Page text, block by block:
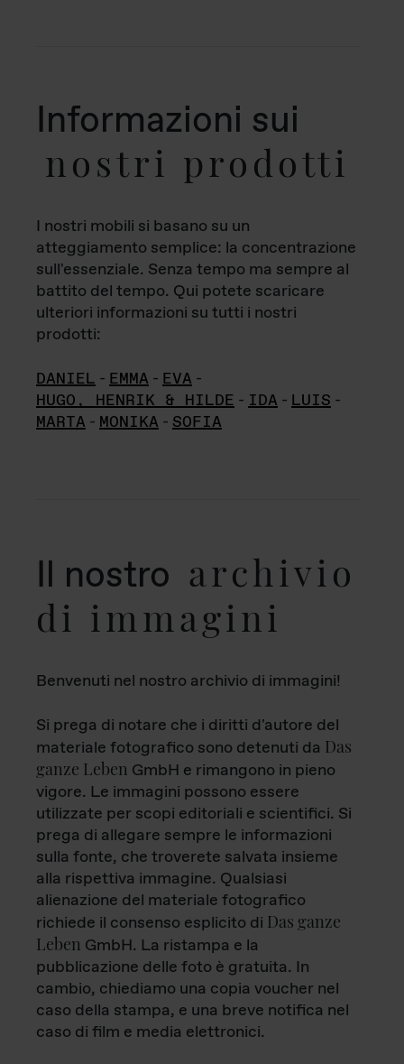
Informazioni sui
nostri prodotti
I nostri mobili si basano su un
atteggiamento semplice: la concentrazione
sull'essenziale. Senza tempo ma sempre al
battito del tempo. Qui potete scaricare
ulteriori informazioni su tutti i nostri
prodotti:
DANIEL - EMMA - EVA -
HUGO, HENRIK & HILDE - IDA - LUIS -
MARTA - MONIKA - SOFIA
Il nostro archivio
di immagini
Benvenuti nel nostro archivio di immagini!
Si prega di notare che i diritti d'autore del
materiale fotografico sono detenuti da Das
ganze Leben GmbH e rimangono in pieno
vigore. Le immagini possono essere
utilizzate per scopi editoriali e scientifici. Si
prega di allegare sempre le informazioni
sulla fonte, che troverete salvata insieme
alla rispettiva immagine. Qualsiasi
alienazione del materiale fotografico
richiede il consenso esplicito di Das ganze
Leben GmbH. La ristampa e la
pubblicazione delle foto è gratuita. In
cambio, chiediamo una copia voucher nel
caso della stampa, e una breve notifica nel
caso di film e media elettronici.